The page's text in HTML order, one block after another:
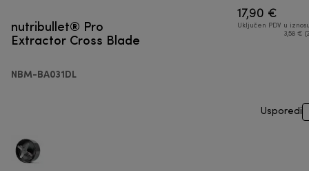
nutribullet® Pro
Extractor Cross Blade
NBM-BA031DL
17,90 €
Uključen PDV u
3,58 €
Usporedi